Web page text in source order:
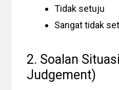
Tidak setuju
Sangat tidak
2. Soalan
Judgement)